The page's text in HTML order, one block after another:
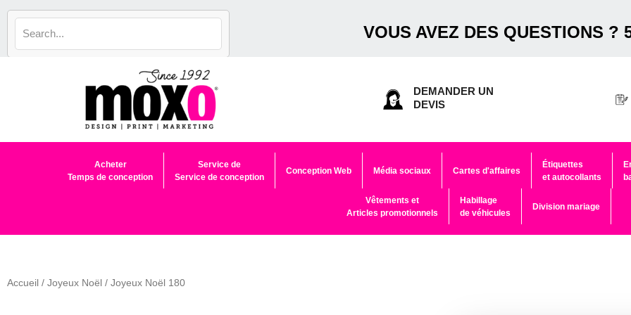
Aller
contenu
VOUS AVEZ DES QUESTIONS ?
DEMANDER UN
DEVIS
Acheter
Temps de conception
Service de
Service de conception
Conception Web Média sociaux Cartes d'affaires
Étiquettes
et autocollants
Vêtements et
Articles promotionnels
Habillage
de véhicules
Division mariage
Accueil / Joyeux Noël / Joyeux Noël 180